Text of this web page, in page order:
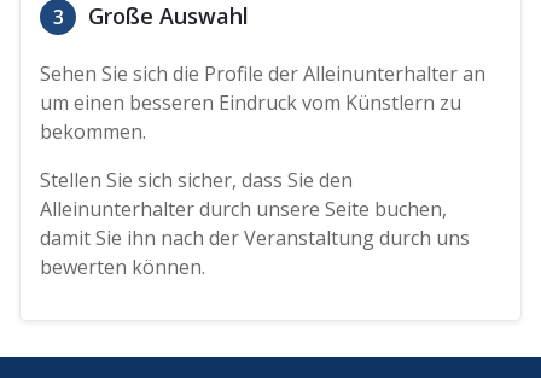
3 Große Auswahl
Sehen Sie sich die Profile der Alleinunterhalter an
um einen besseren Eindruck vom Künstlern zu
bekommen.
Stellen Sie sich sicher, dass Sie den
Alleinunterhalter durch unsere Seite buchen,
damit Sie ihn nach der Veranstaltung durch uns
bewerten können.